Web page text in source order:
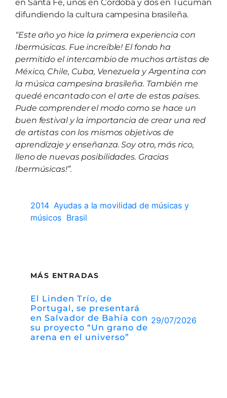
en Santa Fe, unos en Córdoba y dos en Tucumán
difundiendo la cultura campesina brasileña.
“Este año yo hice la primera experiencia con
Ibermúsicas. Fue increíble! El fondo ha
permitido el intercambio de muchos artistas de
México, Chile, Cuba, Venezuela y Argentina con
la música campesina brasileña. También me
quedé encantado con el arte de estos países.
Pude comprender el modo como se hace un
buen festival y la importancia de crear una red
de artistas con los mismos objetivos de
aprendizaje y enseñanza. Soy otro, más rico,
lleno de nuevas posibilidades. Gracias
Ibermúsicas!”.
2014 Ayudas a la movilidad de músicas y
músicos Brasil
MÁS ENTRADAS
El Linden Trío, de
Portugal, se presentará
en Salvador de Bahía con
su proyecto “Un grano de
arena en el universo”
29/07/2026